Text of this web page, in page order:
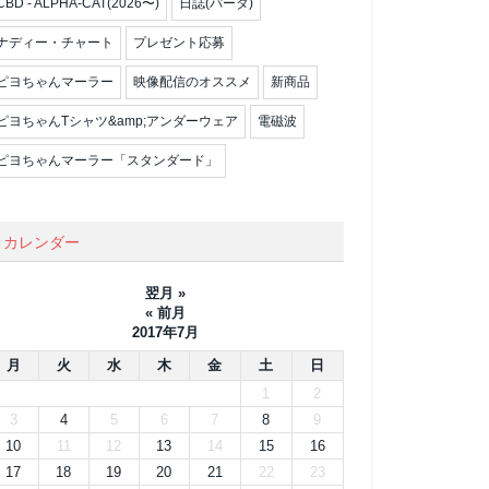
- ALPHA-CAT(2026〜) 日誌(パータ)
ディー・チャート プレゼント応募
ヨちゃんマーラー 映像配信のオススメ 新商品
ヨちゃんTシャツ&amp;アンダーウェア 電磁波
ヨちゃんマーラー「スタンダード」
カレンダー
翌月 »
« 前月
2017年7月
月
火 水 木 金 土
日
1
2
3
4 5 6 7 8
9
10
11 12 13 14 15
16
17
18 19 20 21 22 23